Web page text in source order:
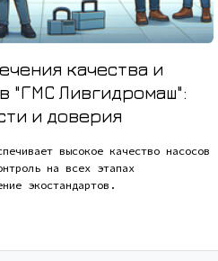
качества и
"ГМС Ливгидромаш":
и доверия
высокое качество насосов
на всех этапах
экостандартов.